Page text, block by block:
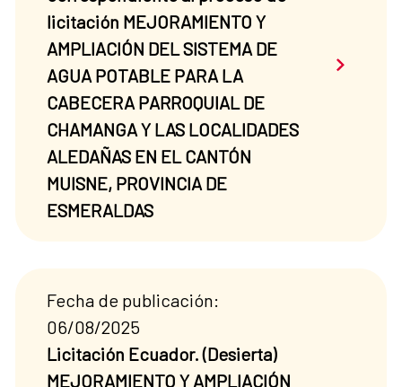
licitación MEJORAMIENTO Y
AMPLIACIÓN DEL SISTEMA DE
AGUA POTABLE PARA LA
CABECERA PARROQUIAL DE
CHAMANGA Y LAS LOCALIDADES
ALEDAÑAS EN EL CANTÓN
MUISNE, PROVINCIA DE
ESMERALDAS
Saber
Fecha de publicación:
06/08/2025
Licitación Ecuador. (Desierta)
MEJORAMIENTO Y AMPLIACIÓN